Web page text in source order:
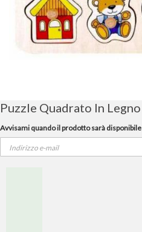
galleria
di
immagini
Puzzle Quadrato In Legno
Avvisami quando il prodotto sarà disponibile